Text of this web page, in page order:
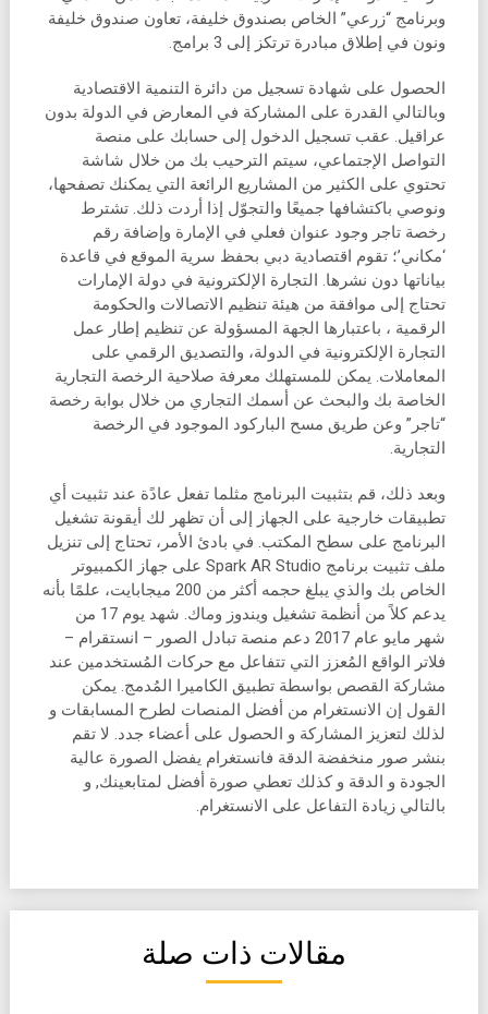
وبرنامج “زرعي” الخاص بصندوق خليفة، تعاون صندوق خليفة
ونون في إطلاق مبادرة ترتكز إلى 3 برامج.
الحصول على شهادة تسجيل من دائرة التنمية الاقتصادية
وبالتالي القدرة على المشاركة في المعارض في الدولة بدون
عراقيل. عقب تسجيل الدخول إلى حسابك على منصة
التواصل الإجتماعي، سيتم الترحيب بك من خلال شاشة
تحتوي على الكثير من المشاريع الرائعة التي يمكنك تصفحها،
ونوصي باكتشافها جميعًا والتجوّل إذا أردت ذلك. تشترط
رخصة تاجر وجود عنوان فعلي في الإمارة وإضافة رقم
‘مكاني’؛ تقوم اقتصادية دبي بحفظ سرية الموقع في قاعدة
بياناتها دون نشرها. التجارة الإلكترونية في دولة الإمارات
تحتاج إلى موافقة من هيئة تنظيم الاتصالات والحكومة
الرقمية ، باعتبارها الجهة المسؤولة عن تنظيم إطار عمل
التجارة الإلكترونية في الدولة، والتصديق الرقمي على
المعاملات. يمكن للمستهلك معرفة صلاحية الرخصة التجارية
الخاصة بك والبحث عن أسمك التجاري من خلال بوابة رخصة
“تاجر” وعن طريق مسح الباركود الموجود في الرخصة
التجارية.
وبعد ذلك، قم بتثبيت البرنامج مثلما تفعل عادًة عند تثبيت أي
تطبيقات خارجية على الجهاز إلى أن تظهر لك أيقونة تشغيل
البرنامج على سطح المكتب. في بادئ الأمر، تحتاج إلى تنزيل
ملف تثبيت برنامج Spark AR Studio على جهاز الكمبيوتر
الخاص بك والذي يبلغ حجمه أكثر من 200 ميجابايت، علمًا بأنه
يدعم كلاً من أنظمة تشغيل ويندوز وماك. شهد يوم 17 من
شهر مايو عام 2017 دعم منصة تبادل الصور – انستقرام –
فلاتر الواقع المُعزز التي تتفاعل مع حركات المُستخدمين عند
مشاركة القصص بواسطة تطبيق الكاميرا المُدمج. يمكن
القول إن الانستغرام من أفضل المنصات لطرح المسابقات و
لذلك لتعزيز المشاركة و الحصول على أعضاء جدد. لا تقم
بنشر صور منخفضة الدقة فانستغرام يفضل الصورة عالية
الجودة و الدقة و كذلك تعطي صورة أفضل لمتابعينك, و
بالتالي زيادة التفاعل على الانستغرام.
مقالات ذات صلة